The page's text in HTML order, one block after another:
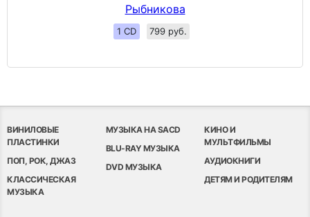
Рыбникова
1 CD 799 руб.
ВИНИЛОВЫЕ
ПЛАСТИНКИ
ПОП, РОК, ДЖАЗ
КЛАССИЧЕСКАЯ
МУЗЫКА
МУЗЫКА НА SACD
BLU-RAY МУЗЫКА
DVD МУЗЫКА
КИНО И
МУЛЬТФИЛЬМЫ
АУДИОКНИГИ
ДЕТЯМ И РОДИТЕЛЯМ